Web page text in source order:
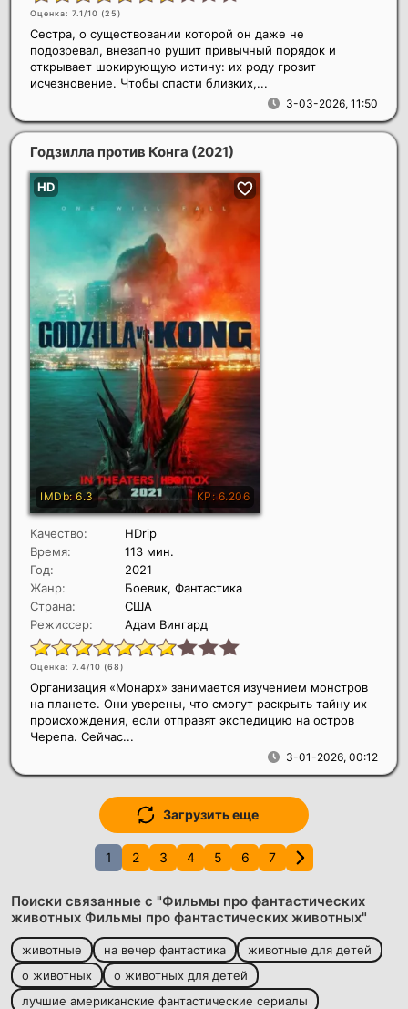
Оценка: 7.1/10 (25)
3-03-2026, 11:50
Сестра, о существовании которой он даже не
подозревал, внезапно рушит привычный порядок и
открывает шокирующую истину: их роду грозит
исчезновение. Чтобы спасти близких,...
Годзилла против Конга (2021)
Качество:
HDrip
Время:
113 мин.
Год:
2021
Жанр:
Боевик, Фантастика
Страна:
США
Режиссер:
Адам Вингард
Оценка: 7.4/10 (68)
3-01-2026, 00:12
Организация «Монарх» занимается изучением монстров
на планете. Они уверены, что смогут раскрыть тайну их
происхождения, если отправят экспедицию на остров
Черепа. Сейчас...
Загрузить еще
1 2 3 4 5 6 7
Поиски связанные с "Фильмы про фантастических
животных Фильмы про фантастических животных"
животные на вечер фантастика
животные для детей
о животных
о животных для детей
лучшие американские фантастические сериалы